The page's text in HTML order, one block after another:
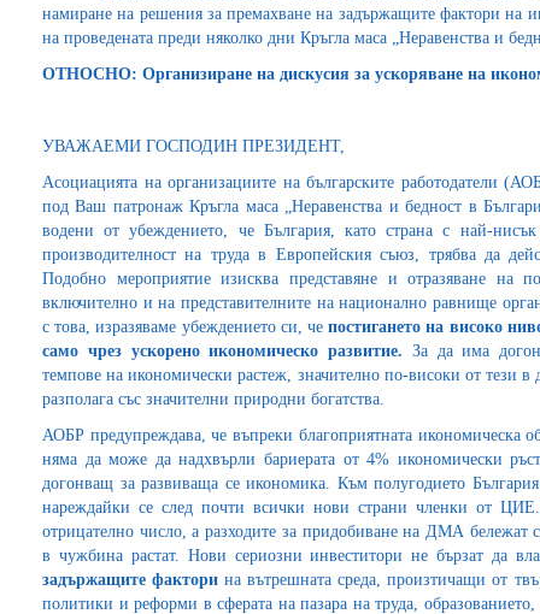
намиране на решения за премахване на задържащите фактори на
на проведената преди няколко дни Кръгла маса „Неравенства и
ОТНОСНО: Организиране на дискусия за ускоряване на
УВАЖАЕМИ ГОСПОДИН ПРЕЗИДЕНТ,
Асоциацията на организациите на българските работодатели
под Ваш патронаж Кръгла маса „Неравенства и бедност в
водени от убеждението, че България, като страна с най-
производителност на труда в Европейския съюз, трябва да
Подобно мероприятие изисква представяне и отразяване на
включително и на представителните на национално равнище
с това, изразяваме убеждението си, чепостигането на високо
само чрез ускорено икономическо развитие. За да има
темпове на икономически растеж, значително по-високи от тези
разполага със значителни природни богатства.
АОБР предупреждава, че въпреки благоприятната икономическа
няма да може да надхвърли бариерата от 4% икономически
догонващ за развиваща се икономика. Към полугодието
нареждайки се след почти всички нови страни членки от
отрицателно число, а разходите за придобиване на ДМА бележат
в чужбина растат. Нови сериозни инвеститори не бързат да
задържащите фактори на вътрешната среда, произтичащи от
политики и реформи в сферата на пазара на труда,